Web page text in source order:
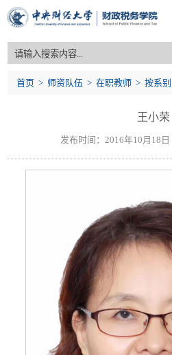
首页 > 师资队伍 > 在职教师 > 按系别
王小荣
发布时间：2016年10月18